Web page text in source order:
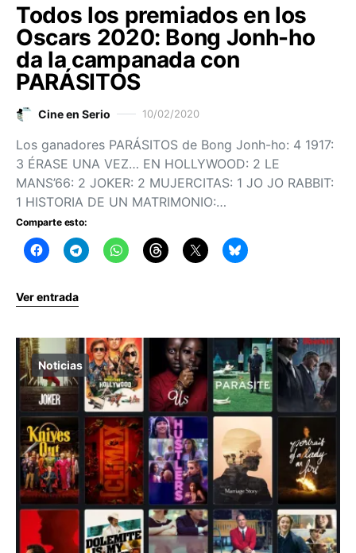
Todos los premiados en los
Oscars 2020: Bong Jonh-ho
da la campanada con
PARÁSITOS
Cine en Serio 10/02/2020
Los ganadores PARÁSITOS de Bong Jonh-ho: 4 1917:
3 ÉRASE UNA VEZ… EN HOLLYWOOD: 2 LE
MANS’66: 2 JOKER: 2 MUJERCITAS: 1 JO JO RABBIT:
1 HISTORIA DE UN MATRIMONIO:…
Comparte esto:
Ver entrada
Noticias